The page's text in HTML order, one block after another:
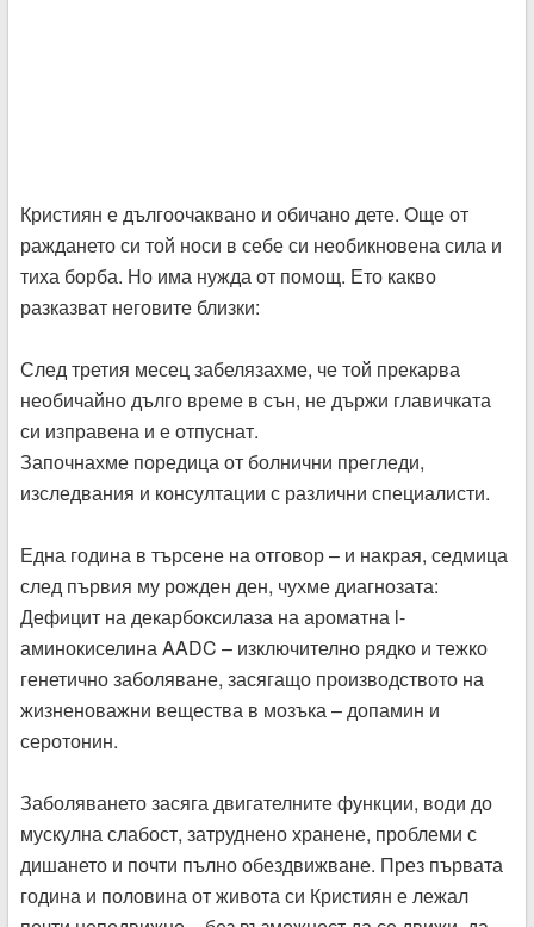
Кристиян е дългоочаквано и обичано дете. Още от
раждането си той носи в себе си необикновена сила и
тиха борба. Но има нужда от помощ. Ето какво
разказват неговите близки:
След третия месец забелязахме, че той прекарва
необичайно дълго време в сън, не държи главичката
си изправена и е отпуснат.
Започнахме поредица от болнични прегледи,
изследвания и консултации с различни специалисти.
Една година в търсене на отговор – и накрая, седмица
след първия му рожден ден, чухме диагнозата:
Дефицит на декарбоксилаза на ароматна l-
аминокиселина AADC – изключително рядко и тежко
генетично заболяване, засягащо производството на
жизненоважни вещества в мозъка – допамин и
серотонин.
Заболяването засяга двигателните функции, води до
мускулна слабост, затруднено хранене, проблеми с
дишането и почти пълно обездвижване. През първата
година и половина от живота си Кристиян е лежал